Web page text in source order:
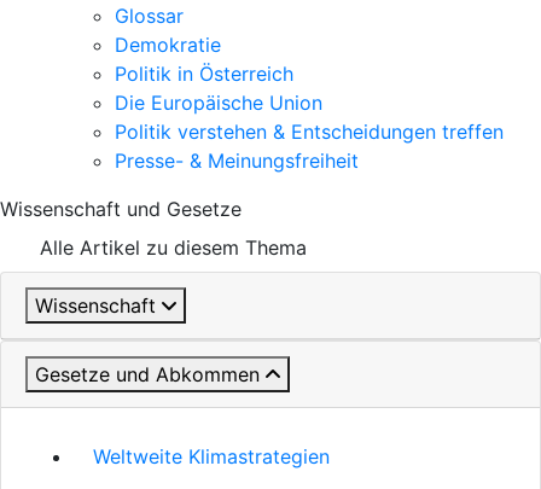
Glossar
Demokratie
Politik in Österreich
Die Europäische Union
Politik verstehen & Entscheidungen treffen
Presse- & Meinungsfreiheit
Wissenschaft und Gesetze
Alle Artikel zu diesem Thema
Wissenschaft
Gesetze und Abkommen
Weltweite Klimastrategien